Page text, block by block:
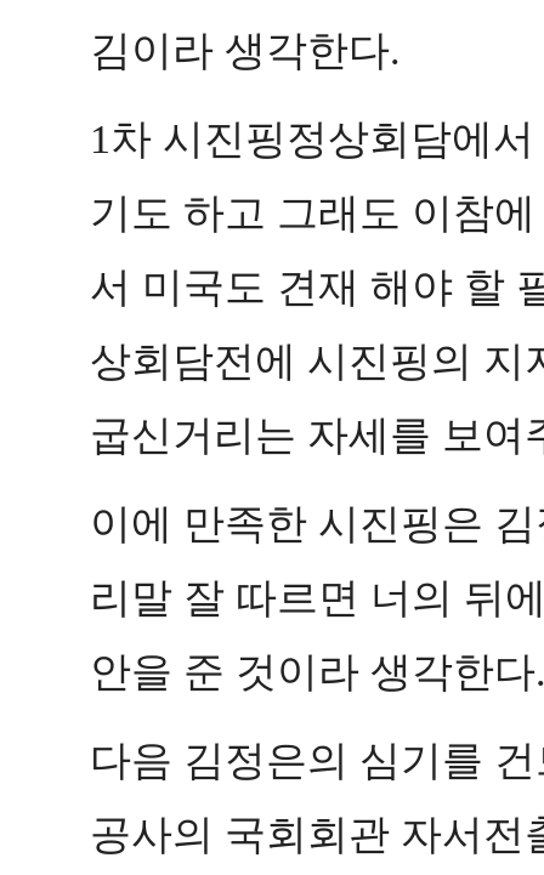
김이라 생각한다.
1차 시진핑정상회담에
기도 하고 그래도 이참
서 미국도 견재 해야 할
상회담전에 시진핑의 지
굽신거리는 자세를 보
이에 만족한 시진핑은
리말 잘 따르면 너의 뒤
안을 준 것이라 생각한다
다음 김정은의 심기를
공사의 국회회관 자서